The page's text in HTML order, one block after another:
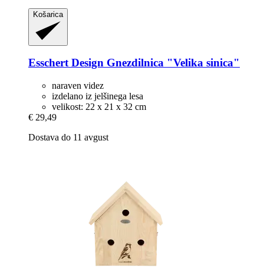
Košarica
Esschert Design Gnezdilnica "Velika sinica"
naraven videz
izdelano iz jelšinega lesa
velikost: 22 x 21 x 32 cm
€ 29,49
Dostava do 11 avgust